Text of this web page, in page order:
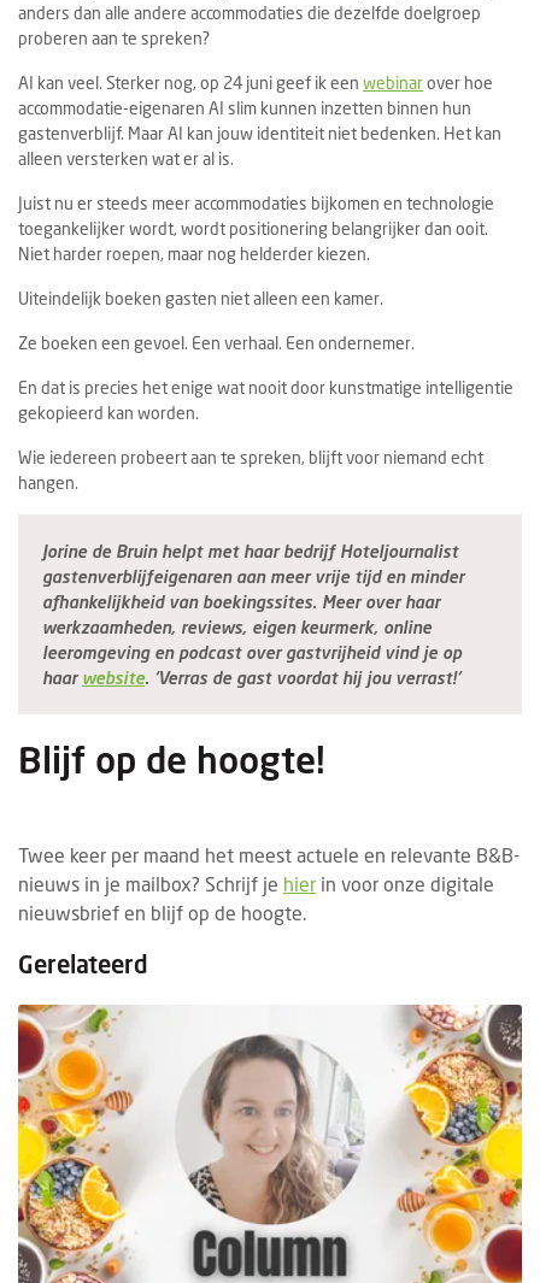
anders dan alle andere accommodaties die dezelfde doelgroep
proberen aan te spreken?
AI kan veel. Sterker nog, op 24 juni geef ik een webinarover hoe
accommodatie-eigenaren AI slim kunnen inzetten binnen hun
gastenverblijf. Maar AI kan jouw identiteit niet bedenken. Het kan
alleen versterken wat er al is.
Juist nu er steeds meer accommodaties bijkomen en technologie
toegankelijker wordt, wordt positionering belangrijker dan ooit.
Niet harder roepen, maar nog helderder kiezen.
Uiteindelijk boeken gasten niet alleen een kamer.
Ze boeken een gevoel. Een verhaal. Een ondernemer.
En dat is precies het enige wat nooit door kunstmatige intelligentie
gekopieerd kan worden.
Wie iedereen probeert aan te spreken, blijft voor niemand echt
hangen.
Jorine de Bruin helpt met haar bedrijf Hoteljournalist
gastenverblijfeigenaren aan meer vrije tijd en minder
afhankelijkheid van boekingssites. Meer over haar
werkzaamheden, reviews, eigen keurmerk, online
leeromgeving en podcast over gastvrijheid vind je op
haarwebsite. ‘Verras de gast voordat hij jou verrast!’
Blijf op de hoogte!
Twee keer per maand het meest actuele en relevante B&B-
nieuws in je mailbox? Schrijf je hier in voor onze digitale
nieuwsbrief en blijf op de hoogte.
Gerelateerd